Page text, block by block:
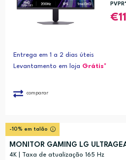
Entrega em 1 a 2 dias úteis
Levantamento em loja Grátis*
comparar
-10% em talão
MONITOR GAMING LG
4K | Taxa de atualização 165 Hz